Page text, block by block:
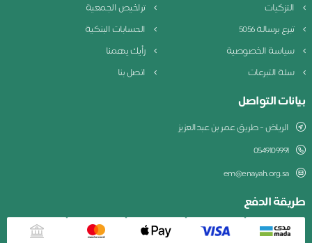
التزكيات
تراخيص الجمعية
تبرع برسالة 5056
الحسابات البنكية
سياسة الخصوصية
رأيك يهمنا
سلة التبرعات
اتصل بنا
بيانات التواصل
الرياض - طريق عمر بن عبدالعزيز
0549109991
em@enayah.org.sa
طريقة الدفع